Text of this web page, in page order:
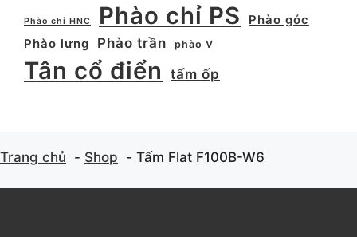
Phào chỉ HNC Phào chỉ PS
Phào góc
Phào lưng
Phào trần phào V
Tân cổ điển tấm ốp
Trang chủ Shop Tấm Flat F100B-W6